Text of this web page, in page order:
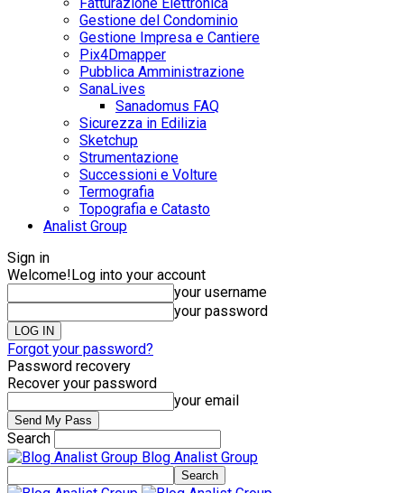
Gestione del Condominio
Gestione Impresa e Cantiere
Pix4Dmapper
Pubblica Amministrazione
SanaLives
Sanadomus FAQ
Sicurezza in Edilizia
Sketchup
Strumentazione
Successioni e Volture
Termografia
Topografia e Catasto
Analist Group
Sign in
Welcome!Log into your account
your username
your password
Forgot your password?
Password recovery
Recover your password
your email
Search
Blog Analist Group